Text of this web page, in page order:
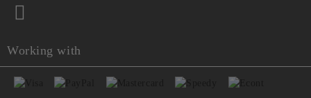
Working with